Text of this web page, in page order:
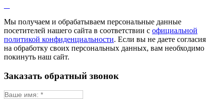
Мыльнянка
Мята
Овсяный корень
Огуречная трава
Пустырник
Репешок
Мы получаем и обрабатываем персональные данные
посетителей нашего сайта в соответствии с официальной
политикой конфиденциальности. Если вы не даете согласия
на обработку своих персональных данных, вам необходимо
покинуть наш сайт.
Заказать обратный звонок